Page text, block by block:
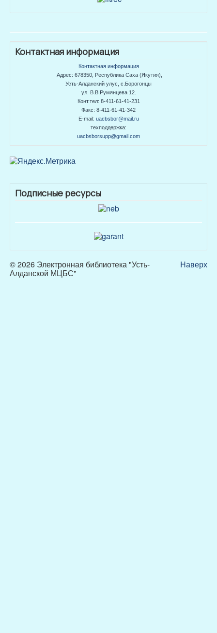
Контактная информация
Контактная информация
Адрес: 678350, Республика Саха (Якутия),
Усть-Алданский улус, с.Борогонцы
ул. В.В.Румянцева 12.
Конт.тел: 8-411-61-41-231
Факс: 8-411-61-41-342
E-mail: uacbsbor@mail.ru
техподдержка:
uacbsborsupp@gmail.com
Подписные ресурсы
Наверх
© 2026 Электронная библиотека "Усть-
Алданской МЦБС"